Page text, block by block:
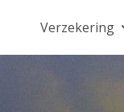
Verzekering